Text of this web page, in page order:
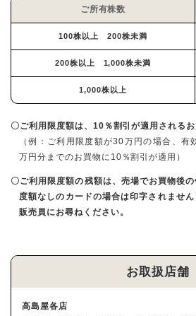
ご所有株数
100株以上 200株未満
200株以上 1,000株未満
1,000株以上
〇ご利用限度額は、10％割引が適用されるお
（例：ご利用限度額が30万円の場合、
万円分までのお買物に10％割引が適用）
〇ご利用限度額の残額は、売場でお買物後
度額なしのカードの場合は印字されませ
販売員にお尋ねください。
お取扱店舗
高島屋各店